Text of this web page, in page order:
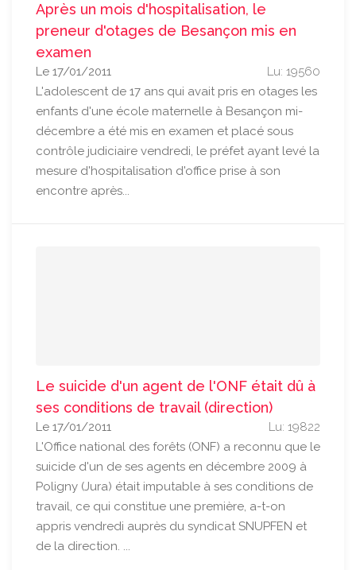
Après un mois d'hospitalisation, le
preneur d'otages de Besançon mis en
examen
Lu: 19560
Le 17/01/2011
L'adolescent de 17 ans qui avait pris en otages les
enfants d'une école maternelle à Besançon mi-
décembre a été mis en examen et placé sous
contrôle judiciaire vendredi, le préfet ayant levé la
mesure d'hospitalisation d'office prise à son
encontre après...
Le suicide d'un agent de l'ONF était dû à
ses conditions de travail (direction)
Lu: 19822
Le 17/01/2011
L'Office national des forêts (ONF) a reconnu que le
suicide d'un de ses agents en décembre 2009 à
Poligny (Jura) était imputable à ses conditions de
travail, ce qui constitue une première, a-t-on
appris vendredi auprès du syndicat SNUPFEN et
de la direction. ...